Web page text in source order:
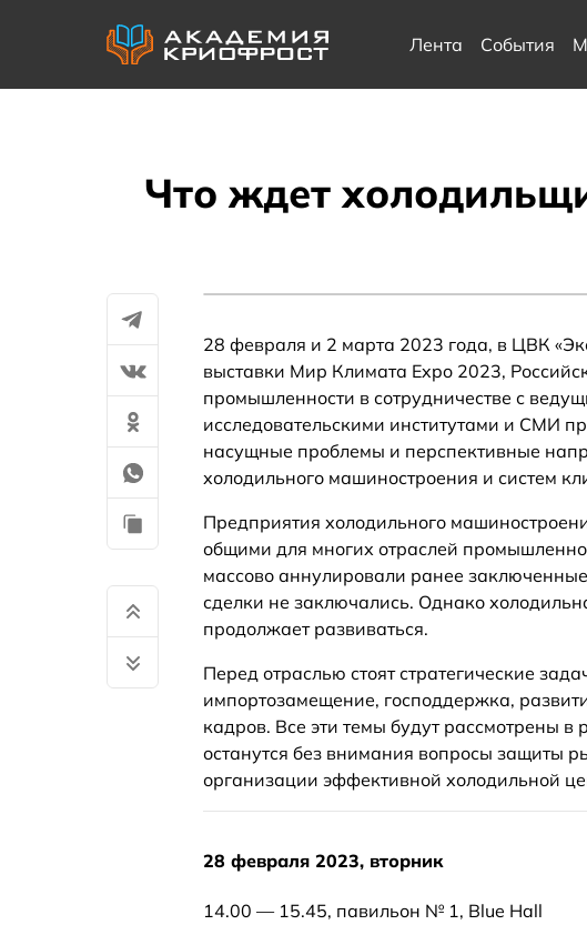
Лента События
Что ждет
28 февраля и 2 марта 2023 года, в ЦВК
выставки Мир Климата Expo 2023,
промышленности в сотрудничестве с
исследовательскими институтами и СМИ
насущные проблемы и перспективные
холодильного машиностроения и систем
Предприятия холодильного
общими для многих отраслей
массово аннулировали ранее
сделки не заключались. Однако
продолжает развиваться.
Перед отраслью стоят стратегические
импортозамещение, господдержка,
кадров. Все эти темы будут рассмотрены
останутся без внимания вопросы защиты
организации эффективной холодильной
28 февраля 2023, вторник
14.00 — 15.45, павильон № 1, Blue Hall